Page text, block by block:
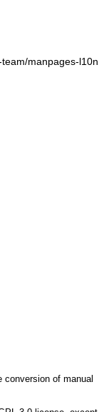
manpages-l10n
conversion of manual